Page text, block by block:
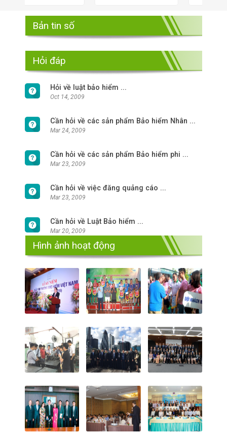
Bản tin số
Hỏi đáp
Hỏi về luật bảo hiểm ...
Oct 14, 2009
Cần hỏi về các sản phẩm Bảo hiểm Nhân ...
Mar 24, 2009
Cần hỏi về các sản phẩm Bảo hiểm phi ...
Mar 23, 2009
Cần hỏi về việc đăng quảng cáo ...
Mar 23, 2009
Cần hỏi về Luật Bảo hiểm ...
Mar 20, 2009
Hình ảnh hoạt động